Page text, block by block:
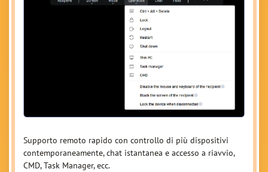
Supporto remoto rapido con controllo di più dispositivi
contemporaneamente, chat istantanea e accesso a riavvio,
CMD, Task Manager, ecc.